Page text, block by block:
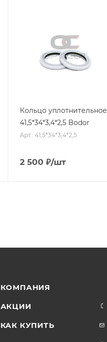
Кольцо уплотнительное
41,5*34*3,4*2,5 Bodor
Арт.: 41,5*34*3,4*2,5
2 500 ₽/шт
КОМПАНИЯ
АКЦИИ
КАК КУПИТЬ